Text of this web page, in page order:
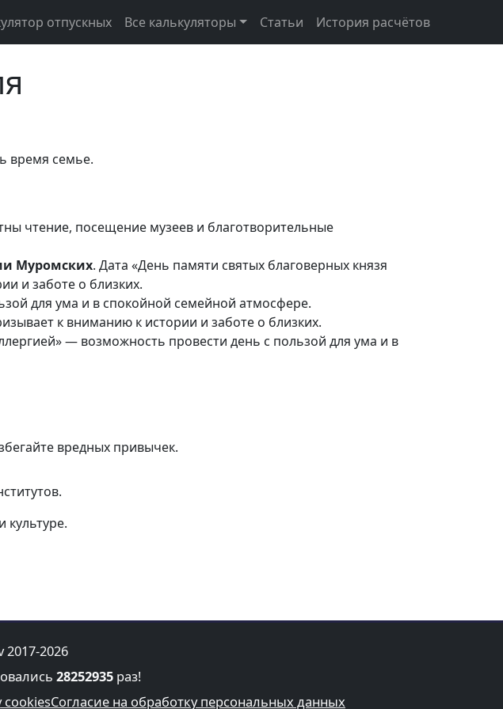
отпускных Все калькуляторы Статьи История расчётов
время семье.
чтение, посещение музеев и благотворительные
Муромских. Дата «День памяти святых благоверных князя
и заботе о близких.
для ума и в спокойной семейной атмосфере.
к вниманию к истории и заботе о близких.
— возможность провести день с пользой для ума и в
вредных привычек.
2026
28252935 раз!
cookiesСогласие на обработку персональных данных